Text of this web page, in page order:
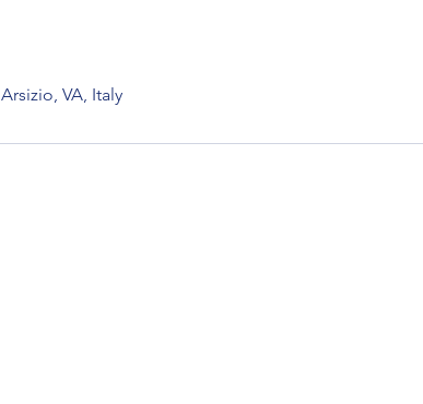
VA, Italy